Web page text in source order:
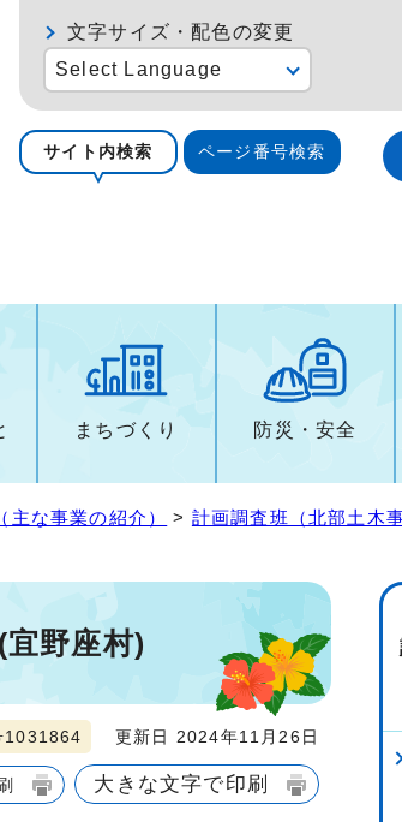
文字サイズ・配色の変更
Select Language
サイト内検索 ページ番号検索
まちづくり 防災・安全
主な事業の紹介） > 計画調査班（北部土木
宜野座村)
1031864 更新日 2024年11月26日
大きな文字で印刷